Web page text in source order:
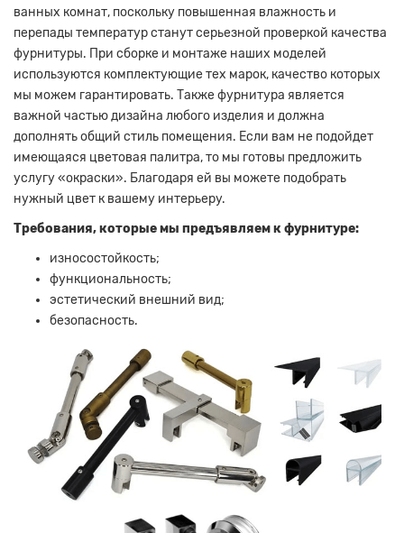
ванных комнат, поскольку повышенная влажность и
перепады температур станут серьезной проверкой качества
фурнитуры. При сборке и монтаже наших моделей
используются комплектующие тех марок, качество которых
мы можем гарантировать. Также фурнитура является
важной частью дизайна любого изделия и должна
дополнять общий стиль помещения. Если вам не подойдет
имеющаяся цветовая палитра, то мы готовы предложить
услугу «окраски». Благодаря ей вы можете подобрать
нужный цвет к вашему интерьеру.
Требования, которые мы предъявляем к фурнитуре:
износостойкость;
функциональность;
эстетический внешний вид;
безопасность.